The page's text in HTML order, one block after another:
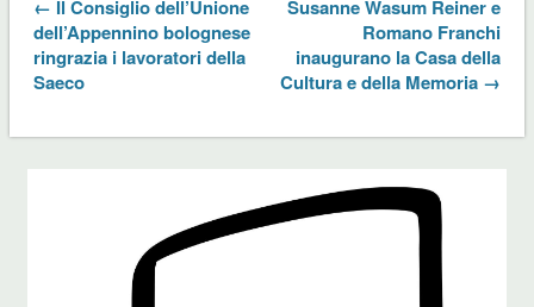
← Il Consiglio dell’Unione
dell’Appennino bolognese
ringrazia i lavoratori della
Saeco
Susanne Wasum Reiner e
Romano Franchi
inaugurano la Casa della
Cultura e della Memoria →